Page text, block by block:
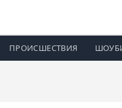
ПРОИСШЕСТВИЯ